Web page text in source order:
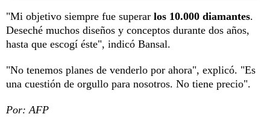
"Mi objetivo siempre fue superar los 10.000 diamantes.
Deseché muchos diseños y conceptos durante dos años,
hasta que escogí éste", indicó Bansal.
"No tenemos planes de venderlo por ahora", explicó. "Es
una cuestión de orgullo para nosotros. No tiene precio".
Por: AFP